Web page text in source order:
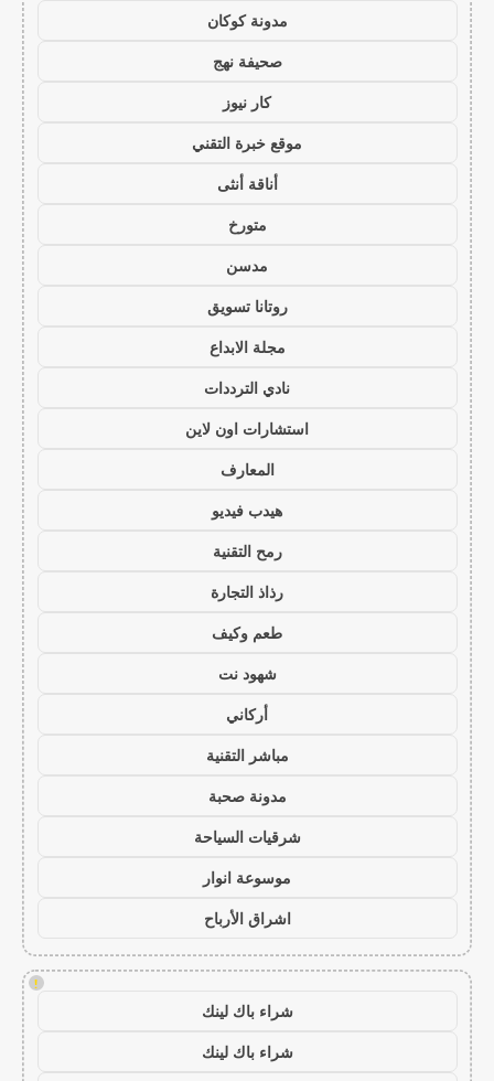
مدونة كوكان
صحيفة نهج
كار نيوز
موقع خبرة التقني
أناقة أنثى
متورخ
مدسن
روتانا تسويق
مجلة الابداع
نادي الترددات
استشارات اون لاين
المعارف
هيدب فيديو
رمح التقنية
رذاذ التجارة
طعم وكيف
شهود نت
أركاني
مباشر التقنية
مدونة صحبة
شرقيات السياحة
موسوعة انوار
اشراق الأرباح
!
شراء باك لينك
شراء باك لينك